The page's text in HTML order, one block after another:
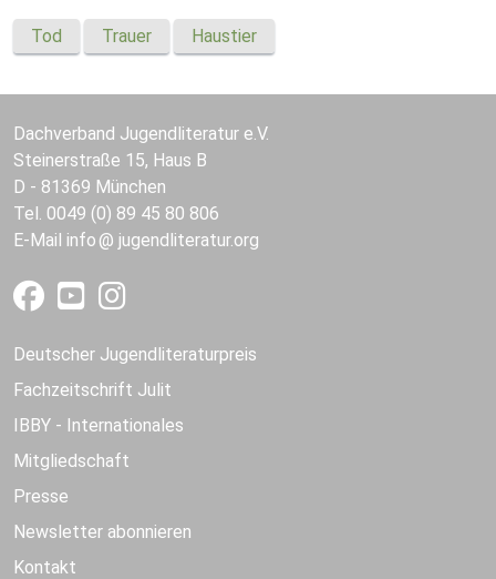
Tod Trauer Haustier
Dachverband Jugendliteratur e.V.
Steinerstraße 15, Haus B
D - 81369 München
Tel. 0049 (0) 89 45 80 806
E-Mail info jugendliteratur.org
Deutscher Jugendliteraturpreis
Fachzeitschrift Julit
IBBY - Internationales
Mitgliedschaft
Presse
Newsletter abonnieren
Kontakt